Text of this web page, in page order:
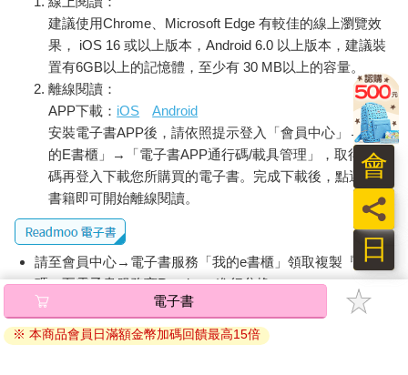
因為朋友背名牌包包，所以自己就算用信用卡分期付款也要買到
才會甘心，或者因為進口車很流行，所以自己也要跟著開同一款
車。我們的身邊意外地有許多這種人，他們比起自己原本的面
貌，更執著於他人眼中自己的形象。過度的炫耀慾望源自於擔心
別人怎麼看待自己的恐懼感，因此財富的累積和真正的幸福才會
隔了一段距離。因為生活的標準不在自己身上，最終只能過著別
人的生活。
在吸引一百七十萬讀者閱讀的岸見一郎的《被討厭的勇氣》書
中，有一段文章說：
真正有自信的人，是不會自大自誇的。
刻意誇耀自己是優秀的。
如果不這麼做，他怕身邊沒有人會認同「這樣的自己」。
透過不炫耀來炫耀
窮人單方面上傳自戀型照片到社群媒體上，反之，聰明的有錢人
並不會刻意在社群媒體上炫耀自己的財富，因為他們深知炫耀錢
建議使用Chrome、Microsoft Edge 有較佳的線上瀏覽效
果， iOS 16 或以上版本，Android 6.0 以上版本，建議裝
置有6GB以上的記憶體，至少有 30 MB以上的容量。
離線閱讀：
APP下載： iOS
Android
安裝電子書APP後，請依照提示登入「會員中心」→「我
的E書櫃」→「電子書APP通行碼/載具管理」，取得通行
碼再登入下載您所購買的電子書。完成下載後，點選任一
書籍即可開始離線閱讀。
請至會員中心→電子書服務「我的e書櫃」領取複製『兌換
碼』至電子書服務商Readmoo進行兌換。
退換貨須知：
因版權保護，您在金石堂所購買的電子書僅能以金石堂專屬
電子書
※ 本商品會員日滿額金幣加碼回饋最高15倍
日
員
會